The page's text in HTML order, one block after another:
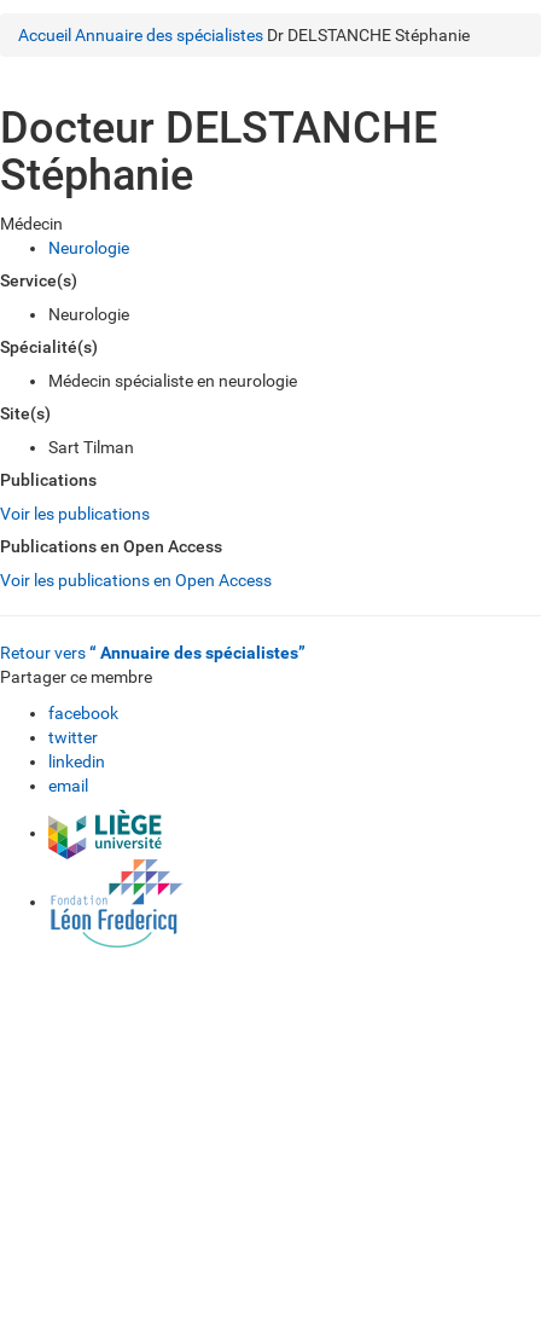
Accueil Annuaire des spécialistes Dr DELSTANCHE Stéphanie
Docteur DELSTANCHE
Stéphanie
Médecin
Neurologie
Service(s)
Neurologie
Spécialité(s)
Médecin spécialiste en neurologie
Site(s)
Sart Tilman
Publications
Voir les publications
Publications en Open Access
Voir les publications en Open Access
Retour vers“ Annuaire des spécialistes”
Partager ce membre
facebook
twitter
linkedin
email